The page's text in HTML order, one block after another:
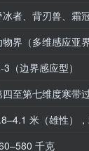
冰者、背刃兽、霜
界（多维感应亚界
（边界感应型）
四至第七维度寒带
米（雄性）
千克